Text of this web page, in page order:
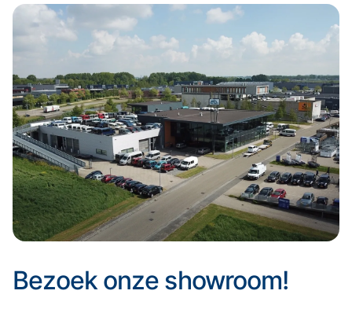
Bezoek onze showroom!